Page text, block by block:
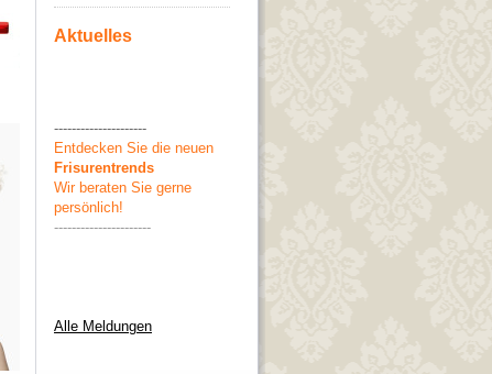
Aktuelles
---------------------
Entdecken Sie die neuen
Frisurentrends
Wir beraten Sie gerne
persönlich!
----------------------
Alle Meldungen